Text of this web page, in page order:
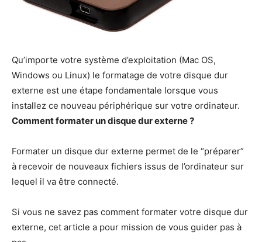
Qu’importe votre système d’exploitation (Mac OS,
Windows ou Linux) le formatage de votre disque dur
externe est une étape fondamentale lorsque vous
installez ce nouveau périphérique sur votre ordinateur.
Comment formater un disque dur externe ?
Formater un disque dur externe permet de le “préparer”
à recevoir de nouveaux fichiers issus de l’ordinateur sur
lequel il va être connecté.
Si vous ne savez pas comment formater votre disque dur
externe, cet article a pour mission de vous guider pas à